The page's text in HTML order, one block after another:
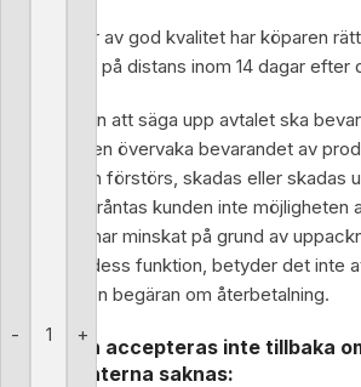
Om varan är av god kvalitet har köparen
som ingåtts på distans inom 14 dagar
För att rätten att säga upp avtalet ska
konsumenten övervaka bevarandet av
Om enheten förstörs, skadas eller skadas
förskyllan, fråntas kunden inte möjligheten
Om värdet har minskat på grund av
kontroll av dess funktion, betyder det inte
kan skriva en begäran om återbetalning.
Produkten accepteras inte tillbaka
komponenterna saknas:
- +